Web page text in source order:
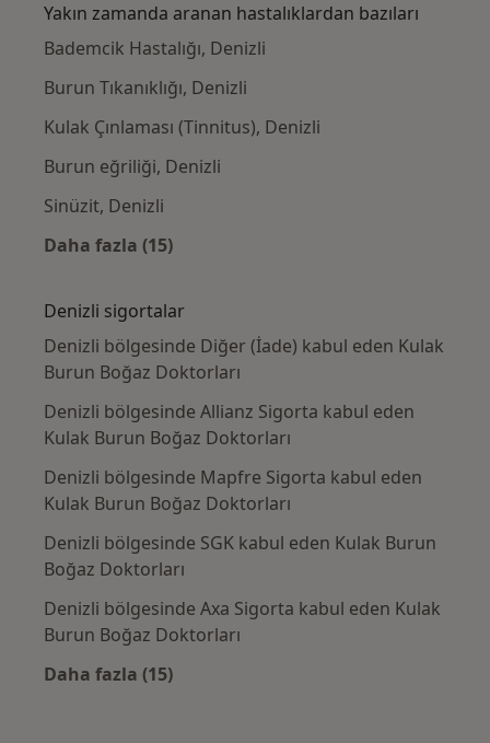
Yakın zamanda aranan hastalıklardan bazıları
Bademcik Hastalığı, Denizli
Burun Tıkanıklığı, Denizli
Kulak Çınlaması (Tinnitus), Denizli
Burun eğriliği, Denizli
Sinüzit, Denizli
Daha fazla (15)
Denizli sigortalar
Denizli bölgesinde Diğer (İade) kabul eden Kulak
Burun Boğaz Doktorları
Denizli bölgesinde Allianz Sigorta kabul eden
Kulak Burun Boğaz Doktorları
Denizli bölgesinde Mapfre Sigorta kabul eden
Kulak Burun Boğaz Doktorları
Denizli bölgesinde SGK kabul eden Kulak Burun
Boğaz Doktorları
Denizli bölgesinde Axa Sigorta kabul eden Kulak
Burun Boğaz Doktorları
Daha fazla (15)